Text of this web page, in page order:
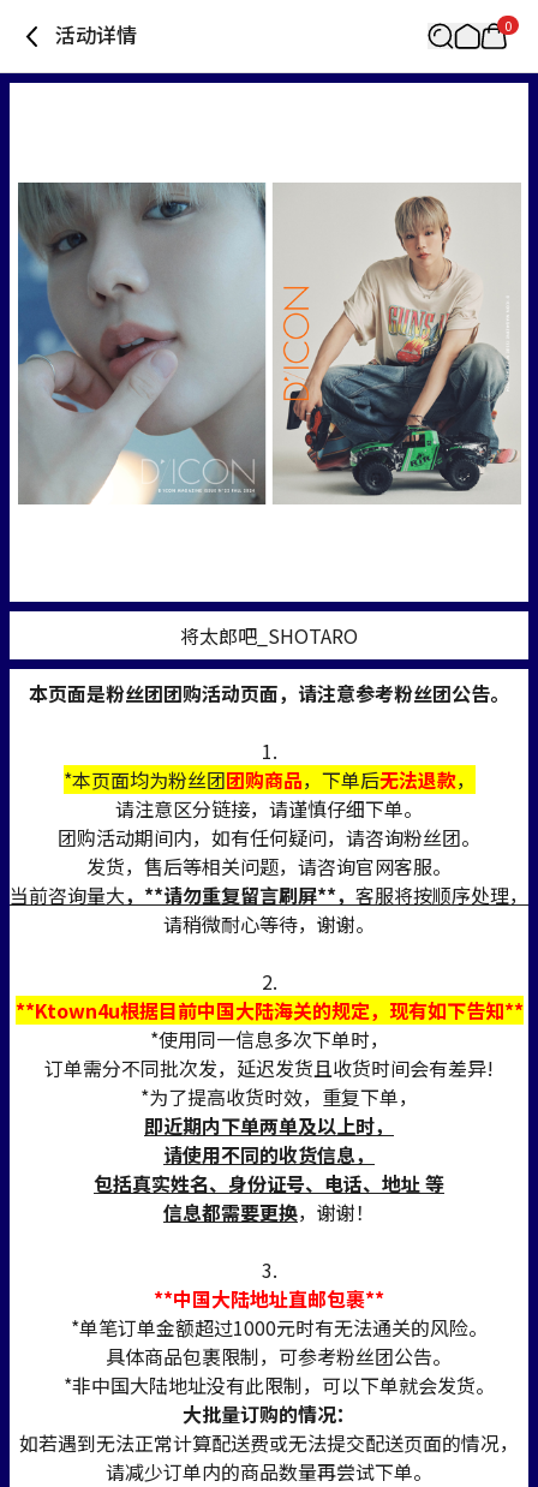
活动详情 0
将太郎吧_SHOTARO
本页面是粉丝团团购活动页面，请注意参考粉丝团公告。
1.
*本页面均为粉丝团团购商品，下单后无法退款，
请注意区分链接，请谨慎仔细下单。
团购活动期间内，如有任何疑问，请咨询粉丝团。
发货，售后等相关问题，请咨询官网客服。
当前咨询量大，**请勿重复留言刷屏**， 客服将按顺序处理，
请稍微耐心等待，谢谢。
2.
**Ktown4u根据目前中国大陆海关的规定，现有如下告知**
*使用同一信息多次下单时，
订单需分不同批次发，延迟发货且收货时间会有差异!
*为了提高收货时效，重复下单，
即近期内下单两单及以上时，
请使用不同的收货信息，
包括真实姓名、身份证号、电话、地址 等
信息都需要更换，谢谢！
3.
**中国大陆地址直邮包裹**
*单笔订单金额超过1000元时有无法通关的风险。
具体商品包裹限制，可参考粉丝团公告。
*非中国大陆地址没有此限制，可以下单就会发货。
大批量订购的情况：
如若遇到无法正常计算配送费或无法提交配送页面的情况，
请减少订单内的商品数量再尝试下单。